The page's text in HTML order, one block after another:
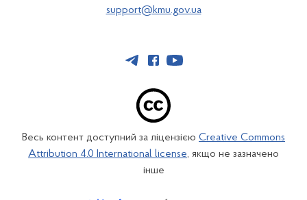
support@kmu.gov.ua
Весь контент доступний за ліцензією Creative Commons
Attribution 4.0 International license, якщо не зазначено
інше